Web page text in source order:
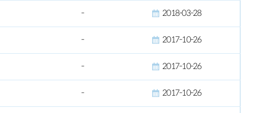
- 2018-03-28
- 2017-10-26
- 2017-10-26
- 2017-10-26